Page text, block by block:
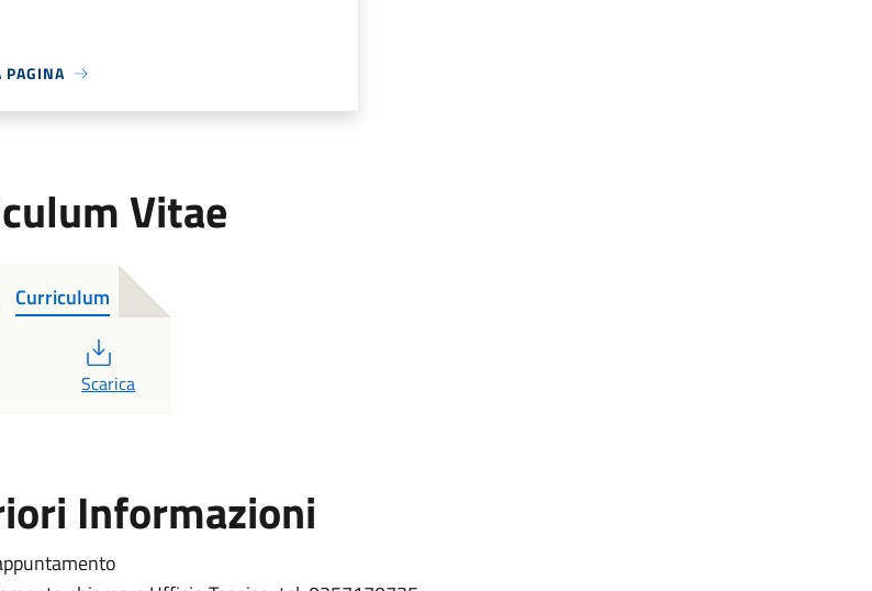
PAGINA
Vitae
Curriculum
PDF
Scarica
Informazioni